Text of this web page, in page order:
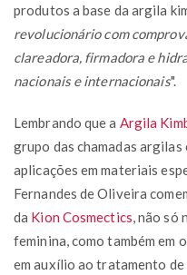
produtos a base da argila
revolucionário com
clareadora, firmadora e
nacionais e internacionais".
Lembrando que a Argila
grupo das chamadas argilas
aplicações em materiais
Fernandes de Oliveira
da Kion Cosmectics , não só
feminina, como também em
em auxílio ao tratamento de